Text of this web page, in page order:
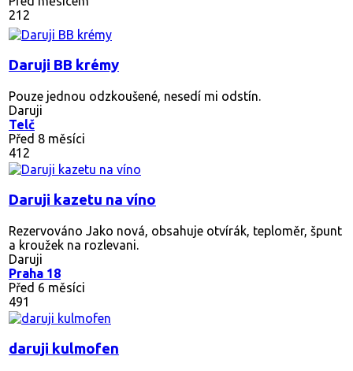
212
Daruji BB krémy
Pouze jednou odzkoušené, nesedí mi odstín.
Daruji
Telč
Před 8 měsíci
412
Daruji kazetu na víno
Rezervováno Jako nová, obsahuje otvírák, teploměr, špunt
a kroužek na rozlevani.
Daruji
Praha 18
Před 6 měsíci
491
daruji kulmofen